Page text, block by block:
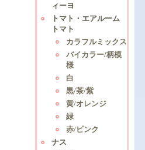
ィーヨ
トマト・エアルーム
トマト
カラフルミックス
バイカラー/柄模
様
白
黒/茶/紫
黄/オレンジ
緑
赤/ピンク
ナス